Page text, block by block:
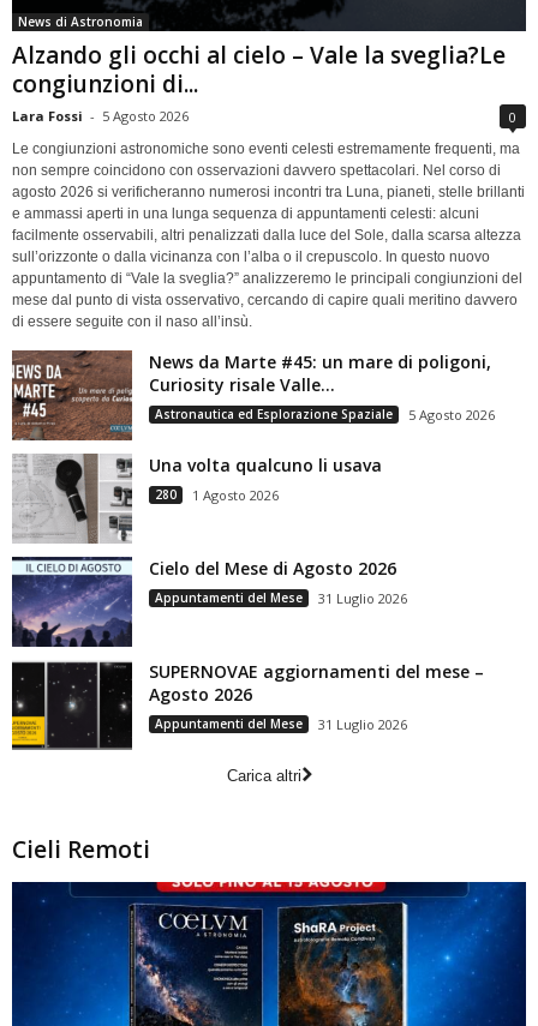
News di Astronomia
Alzando gli occhi al cielo – Vale la sveglia?Le
congiunzioni di...
Lara Fossi - 5 Agosto 2026 0
Le congiunzioni astronomiche sono eventi celesti estremamente frequenti, ma
non sempre coincidono con osservazioni davvero spettacolari. Nel corso di
agosto 2026 si verificheranno numerosi incontri tra Luna, pianeti, stelle brillanti
e ammassi aperti in una lunga sequenza di appuntamenti celesti: alcuni
facilmente osservabili, altri penalizzati dalla luce del Sole, dalla scarsa altezza
sull’orizzonte o dalla vicinanza con l’alba o il crepuscolo. In questo nuovo
appuntamento di “Vale la sveglia?” analizzeremo le principali congiunzioni del
mese dal punto di vista osservativo, cercando di capire quali meritino davvero
di essere seguite con il naso all’insù.
News da Marte #45: un mare di poligoni,
Curiosity risale Valle...
Astronautica ed Esplorazione Spaziale 5 Agosto 2026
Una volta qualcuno li usava
280 1 Agosto 2026
Cielo del Mese di Agosto 2026
Appuntamenti del Mese 31 Luglio 2026
SUPERNOVAE aggiornamenti del mese –
Agosto 2026
Appuntamenti del Mese 31 Luglio 2026
Carica altri
Cieli Remoti